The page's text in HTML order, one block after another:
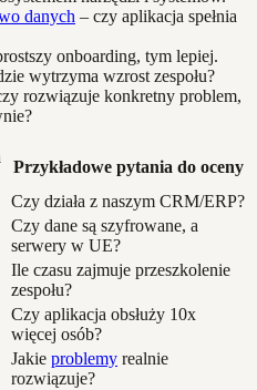
danych – czy aplikacja spełnia
onboarding, tym lepiej.
wytrzyma wzrost zespołu?
rozwiązuje konkretny problem,
Przykładowe pytania do oceny
Czy działa z naszym CRM/ERP?
Czy dane są szyfrowane, a
serwery w UE?
Ile czasu zajmuje przeszkolenie
zespołu?
Czy aplikacja obsłuży 10x
więcej osób?
Jakie problemy realnie
rozwiązuje?